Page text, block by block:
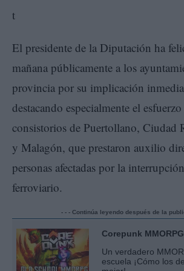
El presidente de la Diputación ha
mañana públicamente a los
provincia por su implicación
destacando especialmente el
consistorios de Puertollano, Ciudad
y Malagón, que prestaron auxilio
personas afectadas por la
ferroviario.
- - - Continúa leyendo después de la
Corepunk MMORPG
Un verdadero
escuela ¡Cómo los